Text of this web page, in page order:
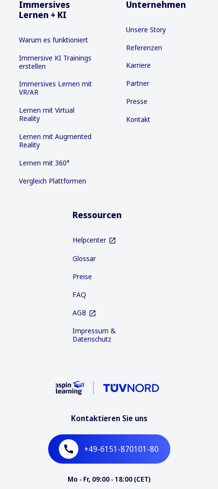
Immersives
Lernen + KI
Warum es funktioniert
Immersive KI Trainings
erstellen
Immersives Lernen mit
VR/AR
Lernen mit Virtual
Reality
Lernen mit Augmented
Reality
Lernen mit 360°
Vergleich Plattformen
Unternehmen
Unsere Story
Referenzen
Karriere
Partner
Presse
Kontakt
Ressourcen
Helpcenter
Glossar
Preise
FAQ
AGB
Impressum &
Datenschutz
Kontaktieren Sie uns
+49-6151-870101-80
Mo - Fr, 09:00 - 18:00 (CET)